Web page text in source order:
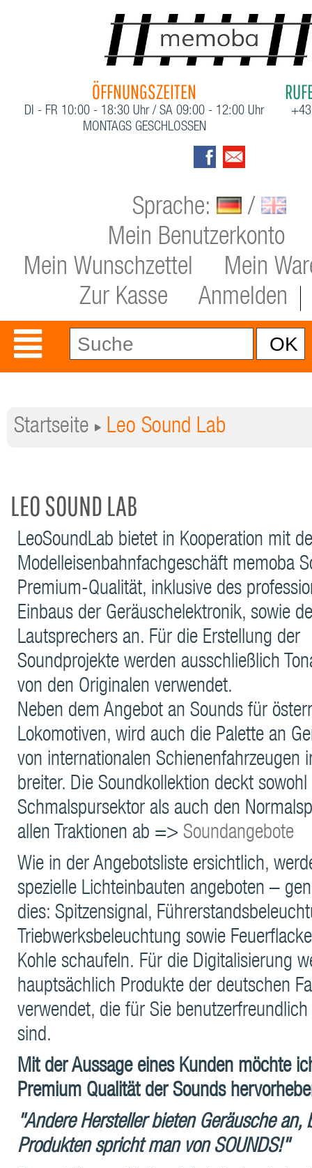
ÖFFNUNGSZEITEN
DI - FR 10:00 - 18:30 Uhr / SA 09:00 - 12:00 Uhr
MONTAGS GESCHLOSSEN
Sprache:
/
Mein Benutzerkonto
Mein Wunschzettel
Mein
Zur Kasse
Anmelden
Startseite Leo Sound Lab
LEO SOUND LAB
LeoSoundLab bietet in Kooperation mit
Modelleisenbahnfachgeschäft memoba
Premium-Qualität, inklusive des
Einbaus der Geräuschelektronik, sowie
Lautsprechers an. Für die Erstellung der
Soundprojekte werden ausschließlich
von den Originalen verwendet.
Neben dem Angebot an Sounds für
Lokomotiven, wird auch die Palette an
von internationalen Schienenfahrzeugen
breiter. Die Soundkollektion deckt sowohl
Schmalspursektor als auch den
allen Traktionen ab => Soundangebote
Wie in der Angebotsliste ersichtlich,
spezielle Lichteinbauten angeboten –
dies: Spitzensignal,
Triebwerksbeleuchtung sowie
Kohle schaufeln. Für die Digitalisierung
hauptsächlich Produkte der deutschen
verwendet, die für Sie
sind.
Mit der Aussage eines Kunden möchte
Premium Qualität der Sounds
"Andere Hersteller bieten Geräusche an,
Produkten spricht man von SOUNDS!"